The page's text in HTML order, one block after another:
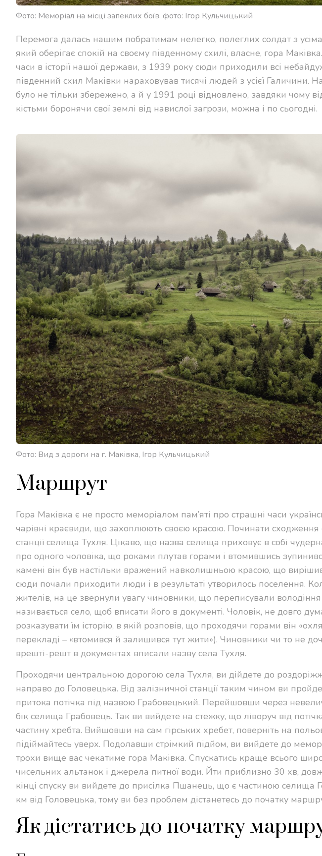
Фото: Меморіал на місці запеклих боїв, фото: Ігор Кульчицький
Перемога далась нашим побратимам нелегко, полеглих солдат з
який оберігає спокій на своєму південному схилі, власне, гора
часи в історії нашої держави, з 1939 року сюди приходили всі
південний схил Маківки нараховував тисячі людей з усієї Галичини.
було не тільки збережено, а й у 1991 році відновлено, завдяки чому
кістьми боронячи свої землі від навислої загрози, можна і по сьогодні.
Фото: Вид з дороги на г. Маківка, Ігор Кульчицький
Маршрут
Гора Маківка є не просто меморіалом пам’яті про страшні часи
чарівні краєвиди, що захоплюють своєю красою. Починати сходження
станції селища Тухля. Цікаво, що назва селища приховує в собі
про одного чоловіка, що роками плутав горами і втомившись
камені він був настільки вражений навколишньою красою, що
сюди почали приходити люди і в результаті утворилось поселення.
жителів, на це звернули увагу чиновники, що переписували
називається село, щоб вписати його в документі. Чоловік, не довго
розказувати їм історію, в якій розповів, що проходячи горами він
перекладі – «втомився й залишився тут жити»). Чиновники чи то не
врешті-решт в документах вписали назву села Тухля.
Проходячи центральною дорогою села Тухля, ви дійдете до
направо до Головецька. Від залізничної станції таким чином ви
притока потічка під назвою Грабовецький. Перейшовши через
бік селища Грабовець. Так ви вийдете на стежку, що ліворуч від
частину хребта. Вийшовши на сам гірських хребет, поверніть на
підіймайтесь уверх. Подолавши стрімкий підйом, ви вийдете до
трохи вище вас чекатиме гора Маківка. Спускатись краще всього
чисельних альтанок і джерела питної води. Йти приблизно 30 хв,
кінці спуску ви вийдете до присілка Пшанець, що є частиною селища
км від Головецька, тому ви без проблем дістанетесь до початку
Як дістатись до початку